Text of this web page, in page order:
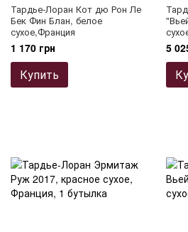
Тардье-Лоран Кот дю Рон Ле
Бек Фин Блан, белое
сухое,Франция
1 170 грн
Купить
5